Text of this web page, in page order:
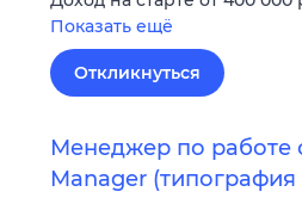
Показать ещё
Откликнуться
Менеджер по работе
Manager